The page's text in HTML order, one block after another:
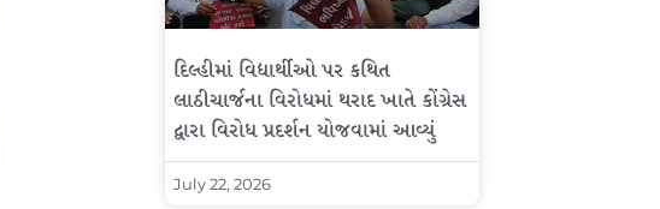
દિલ્હીમાં વિદ્યાર્થીઓ પર કથિત
લાઠીચાર્જના વિરોધમાં થરાદ ખાતે કોંગ્રેસ
દ્વારા વિરોધ પ્રદર્શન યોજવામાં આવ્યું
July 22, 2026